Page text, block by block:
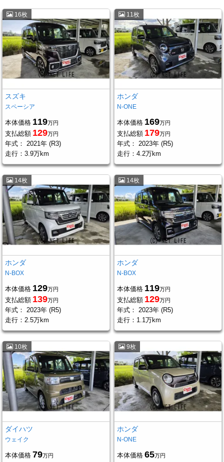
16枚
スズキ
スペーシア
本体価格 119万円
支払総額 129万円
年式： 2021年 (R3)
走行：3.9万km
11枚
ホンダ
N-ONE
本体価格 169万円
支払総額 179万円
年式： 2023年 (R5)
走行：4.2万km
14枚
ホンダ
N-BOX
本体価格 129万円
支払総額 139万円
年式： 2023年 (R5)
走行：2.5万km
14枚
ホンダ
N-BOX
本体価格 119万円
支払総額 129万円
年式： 2023年 (R5)
走行： 1.1万km
10枚
ダイハツ
ウェイク
本体価格 79万円
9枚
ホンダ
N-ONE
本体価格 65万円